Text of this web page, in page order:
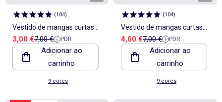
(104)
Vestido de mangas curtas
em jersey de algodão
Preço de venda
3,00 €Preço de referência
7,00 € PDR
Adicionar ao
carrinho
9 cores
(104)
Vestido de mangas curtas
em jersey de algodão
Preço de venda
4,00 €Preço de referência
7,00 € PDR
Adicionar ao
carrinho
9 cores